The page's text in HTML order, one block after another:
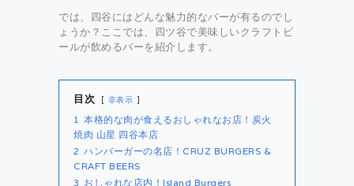
では、四谷にはどんな魅力的なバーが有るのでし
ょうか？ここでは、四ツ谷で美味しいクラフトビ
ールが飲めるバーを紹介します。
目次 非表示
1 本格的な肉が食えるおしゃれなお店！炭火
焼肉 山星 四谷本店
2 ハンバーガーの名店！CRUZ BURGERS &
CRAFT BEERS
3 おしゃれな店内！Island Burgers